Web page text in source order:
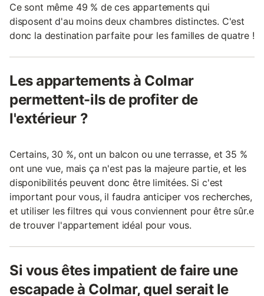
Ce sont même 49 % de ces appartements qui
disposent d'au moins deux chambres distinctes. C'est
donc la destination parfaite pour les familles de quatre !
Les appartements à Colmar
permettent-ils de profiter de
l'extérieur ?
Certains, 30 %, ont un balcon ou une terrasse, et 35 %
ont une vue, mais ça n'est pas la majeure partie, et les
disponibilités peuvent donc être limitées. Si c'est
important pour vous, il faudra anticiper vos recherches,
et utiliser les filtres qui vous conviennent pour être sûr.e
de trouver l'appartement idéal pour vous.
Si vous êtes impatient de faire une
escapade à Colmar, quel serait le